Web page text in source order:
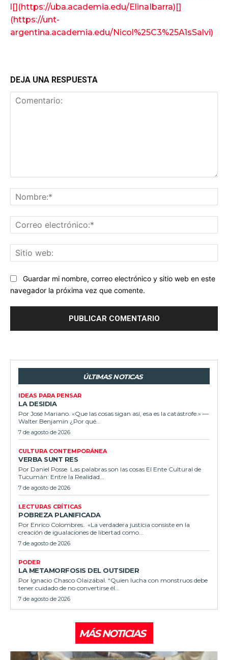
l[](https://uba.academia.edu/ElinaIbarra)[]
(https://unt-
argentina.academia.edu/Nicol%25C3%25A1sSalvi)
DEJA UNA RESPUESTA
Guardar mi nombre, correo electrónico y sitio web en este
navegador la próxima vez que comente.
ÚLTIMAS NOTICAS
IDEAS PARA PENSAR
LA DESIDIA
Por José Mariano. «Que las cosas sigan así, esa es la catástrofe.» —
Walter Benjamin ¿Por qué...
7 de agosto de 2026
CULTURA CONTEMPORÁNEA
VERBA SUNT RES
Por Daniel Posse. Las palabras son las cosas El Ente Cultural de
Tucumán: Entre la Realidad...
7 de agosto de 2026
LECTURAS CRÍTICAS
POBREZA PLANIFICADA
Por Enrico Colombres. «La verdadera justicia consiste en la
creación de igualaciones de libertad como...
7 de agosto de 2026
PODER
LA METAMORFOSIS DEL OUTSIDER
Por Ignacio Chasco Olaizábal. “Quien lucha con monstruos debe
tener cuidado de no convertirse él...
7 de agosto de 2026
MÁS NOTICIAS